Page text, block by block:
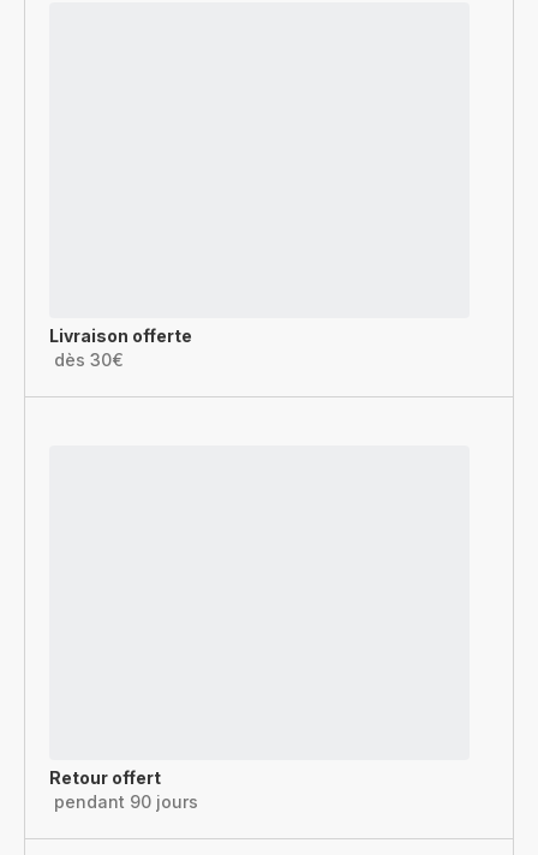
Livraison offerte
dès 30€
Retour offert
pendant 90 jours